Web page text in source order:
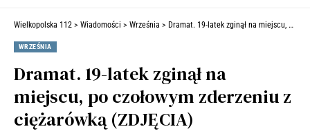
Wielkopolska 112 > Wiadomości > Września > Dramat. 19-latek zginął na miejscu, po czołowym zderzeniu z ciężarówką (ZDJĘCIA)
WRZEŚNIA
Dramat. 19-latek zginął na
miejscu, po czołowym zderzeniu z
ciężarówką (ZDJĘCIA)